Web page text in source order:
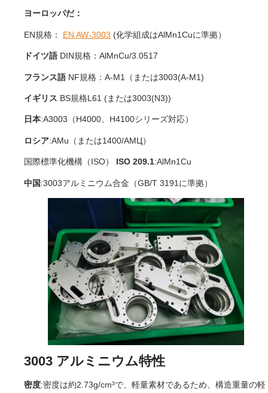
ヨーロッパだ：
EN規格： EN AW-3003 (化学組成はAlMn1Cuに準拠）
ドイツ語 DIN規格：AlMnCu/3.0517
フランス語 NF規格：A-M1（または3003(A-M1)
イギリス BS規格L61 (または3003(N3))
日本:A3003（H4000、H4100シリーズ対応）
ロシア:AMu（または1400/AMЦ）
国際標準化機構（ISO） ISO 209.1:AlMn1Cu
中国:3003アルミニウム合金（GB/T 3191に準拠）
3003 アルミニウム特性
密度:密度は約2.73g/cm³で、軽量素材であるため、構造重量の軽